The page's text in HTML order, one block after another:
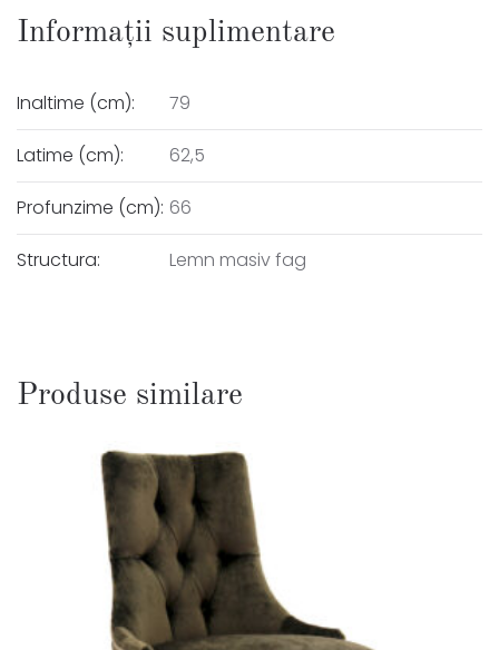
Informații suplimentare
Inaltime (cm): 79
Latime (cm): 62,5
Profunzime (cm): 66
Structura: Lemn masiv fag
Produse similare